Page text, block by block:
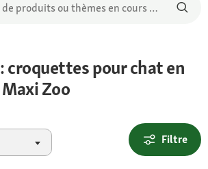
croquettes pour chat en
Zoo
Filtre